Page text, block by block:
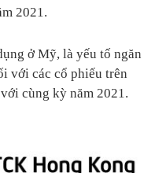
2021.
ở Mỹ, là yếu tố ngăn
với các cổ phiếu trên
cùng kỳ năm 2021.